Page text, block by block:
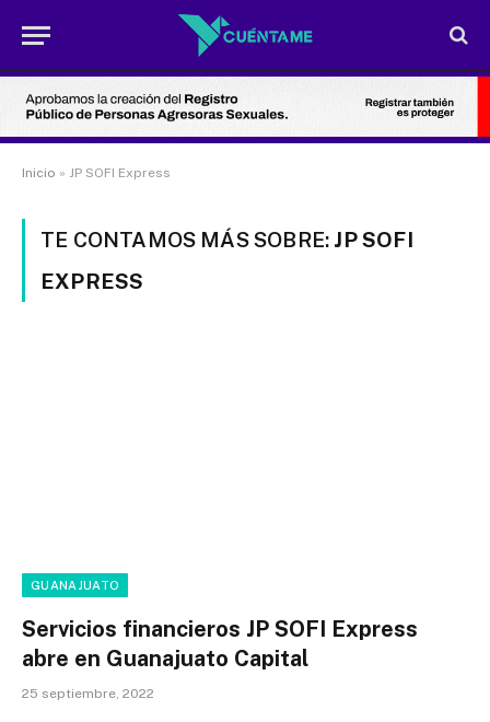
Inicio » JP SOFI Express
TE CONTAMOS MÁS SOBRE: JP SOFI
EXPRESS
GUANAJUATO
Servicios financieros JP SOFI Express
abre en Guanajuato Capital
25 septiembre, 2022